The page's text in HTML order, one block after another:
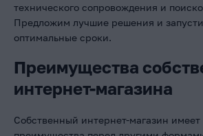
технического сопровождения и
Предложим лучшие решения и
оптимальные сроки.
Преимущества
интернет-магазина
Собственный интернет-магазин